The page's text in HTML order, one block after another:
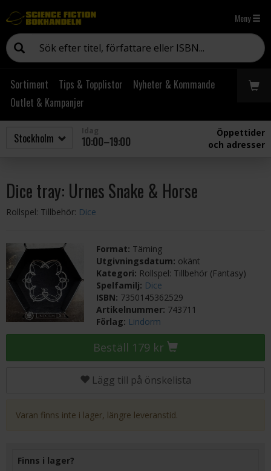
Meny
Sortiment Tips & Topplistor
Nyheter & Kommande
Outlet & Kampanjer
10:00–19:00
Öppettider
och adresser
Dice tray: Urnes Snake & Horse
Rollspel: Tillbehör: Dice
Format: Tärning
Utgivningsdatum: okänt
Kategori: Rollspel: Tillbehör (Fantasy)
Spelfamilj: Dice
ISBN: 7350145362529
Artikelnummer: 743711
Förlag: Lindorm
Beställ 179 kr
Lägg till på önskelista
Varan finns inte i lager, längre leveranstid.
Finns i lager?